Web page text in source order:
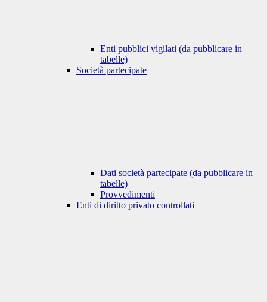
Enti pubblici vigilati (da pubblicare in
tabelle)
Società partecipate
Dati società partecipate (da pubblicare in
tabelle)
Provvedimenti
Enti di diritto privato controllati